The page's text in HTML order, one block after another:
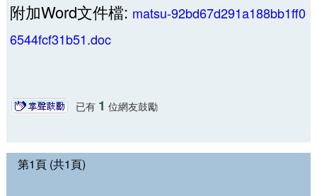
附加Word文件檔: matsu-92bd67d291a188bb1ff0
6544fcf31b51.doc
已有 1 位網友鼓勵
第1頁 (共1頁)